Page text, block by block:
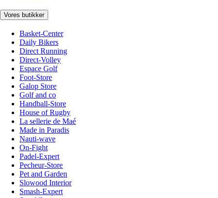
Vores butikker
Basket-Center
Daily Bikers
Direct Running
Direct-Volley
Espace Golf
Foot-Store
Galop Store
Golf and co
Handball-Store
House of Rugby
La sellerie de Maé
Made in Paradis
Nauti-wave
On-Fight
Padel-Expert
Pecheur-Store
Pet and Garden
Slowood Interior
Smash-Expert